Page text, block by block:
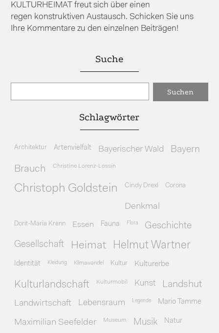
KULTURHEIMAT freut sich über einen
regen konstruktiven Austausch. Schicken Sie uns
Ihre Kommentare zu den einzelnen Beiträgen!
Suche
Schlagwörter
Architektur Artenvielfalt Bayerischer Wald Bayern
Brauch Christine Lorenz-Lossin
Christoph Goldstein Cindy Drexl Corona
Denkmal
Dorit-Maria Krenn Essen Fauna Flora Geschichte
Gesellschaft Heimat Helmut Wartner
Identität Kleidung Klimawandel Kultur Kulturerbe
Kulturlandschaft Kulturmobil Kunst Landshut
Landwirtschaft Lebensraum Legende Mario Tamme
Maximilian Seefelder Museum Musik Natur